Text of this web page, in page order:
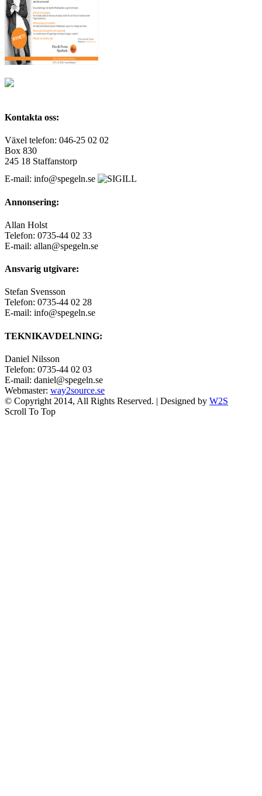
Kontakta oss:
Växel telefon: 046-25 02 02
Box 830
245 18 Staffanstorp
E-mail: info@spegeln.se
Annonsering:
Allan Holst
Telefon: 0735-44 02 33
E-mail: allan@spegeln.se
Ansvarig utgivare:
Stefan Svensson
Telefon: 0735-44 02 28
E-mail: info@spegeln.se
TEKNIKAVDELNING:
Daniel Nilsson
Telefon: 0735-44 02 03
E-mail: daniel@spegeln.se
Webmaster: way2source.se
© Copyright 2014, All Rights Reserved. | Designed by W2S
Scroll To Top